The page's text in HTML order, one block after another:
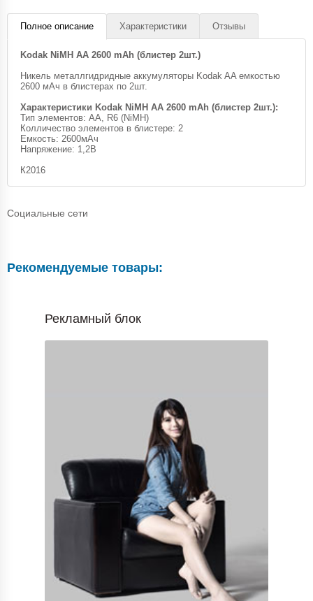
Полное описание Характеристики Отзывы
Kodak NiMH AA 2600 mAh (блистер 2шт.)
Никель металлгидридные аккумуляторы Kodak AA емкостью
2600 мАч в блистерах по 2шт.
Характеристики Kodak NiMH AA 2600 mAh (блистер 2шт.):
Тип элементов: AA, R6 (NiMH)
Колличество элементов в блистере: 2
Емкость: 2600мАч
Напряжение: 1,2В
К2016
Социальные сети
Рекомендуемые товары:
Рекламный блок